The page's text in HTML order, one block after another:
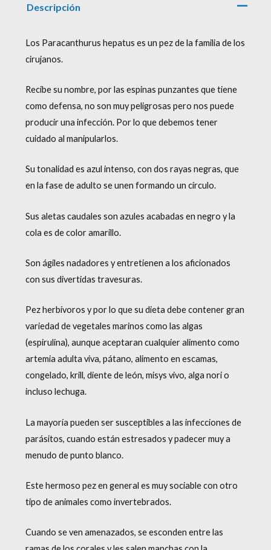
Descripción
Los Paracanthurus hepatus es un pez de la familia de los
cirujanos.
Recibe su nombre, por las espinas punzantes que tiene
como defensa, no son muy peligrosas pero nos puede
producir una infección. Por lo que debemos tener
cuidado al manipularlos.
Su tonalidad es azul intenso, con dos rayas negras, que
en la fase de adulto se unen formando un círculo.
Sus aletas caudales son azules acabadas en negro y la
cola es de color amarillo.
Son ágiles nadadores y entretienen a los aficionados
con sus divertidas travesuras.
Pez herbívoros y por lo que su dieta debe contener gran
variedad de vegetales marinos como las algas
(espirulina), aunque aceptaran cualquier alimento como
artemia adulta viva, pátano, alimento en escamas,
congelado, krill, diente de león, misys vivo, alga nori o
incluso lechuga.
La mayoría pueden ser susceptibles a las infecciones de
parásitos, cuando están estresados y padecer muy a
menudo de punto blanco.
Este hermoso pez en general es muy sociable con otro
tipo de animales como invertebrados.
Cuando se ven amenazados, se esconden entre las